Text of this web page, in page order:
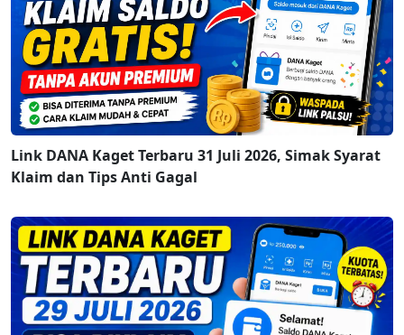
Link DANA Kaget Terbaru 31 Juli 2026, Simak Syarat
Klaim dan Tips Anti Gagal